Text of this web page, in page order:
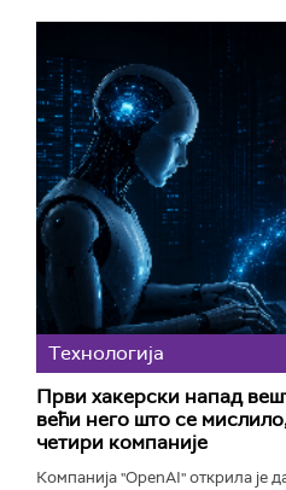
Технологијa
Први хакерски напад
већи него што се
четири компаније
Компанија "OpenAI" открила је